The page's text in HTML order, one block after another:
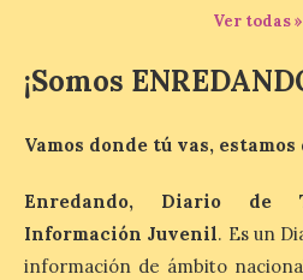
un
agosto en la
gallega de Merza, dedicado a la
la música de cámara. La
Ayuntamiento de Ponferrada
Ver todas »
¡Somos
Vamos donde tú vas,
Enredando, Diario de
Información Juvenil. Es un
información de ámbito